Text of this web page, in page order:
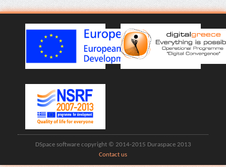
DSpace software copyright © 2014-2015 Duraspace 2013
Contact us